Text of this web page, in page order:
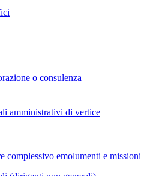
o consulenza
amministrativi di vertice
complessivo emolumenti e missioni